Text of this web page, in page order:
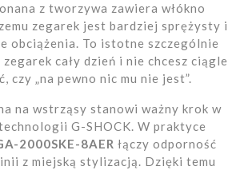
z tworzywa zawiera włókno
zegarek jest bardziej sprężysty i
obciążenia. To istotne szczególnie
cały dzień i nie chcesz ciągle
czy „na pewno nic mu nie jest”.
na wstrząsy stanowi ważny krok w
G-SHOCK. W praktyce
2000SKE-8AER łączy odporność
z miejską stylizacją. Dzięki temu